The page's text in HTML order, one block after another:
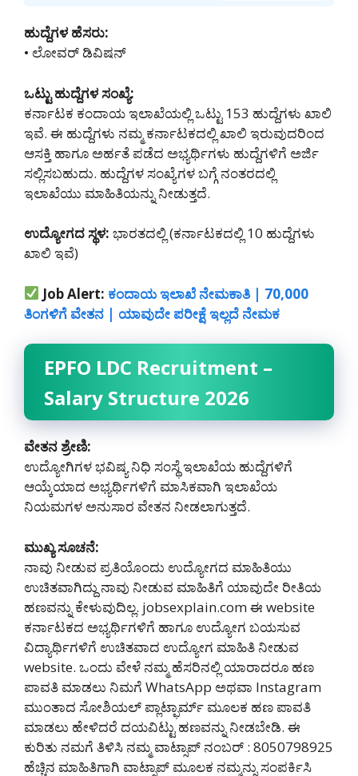
ಹುದ್ದೆಗಳ ಹೆಸರು:
• ಲೋವರ್ ಡಿವಿಷನ್
ಒಟ್ಟು ಹುದ್ದೆಗಳ ಸಂಖ್ಯೆ:
ಕರ್ನಾಟಕ ಕಂದಾಯ ಇಲಾಖೆಯಲ್ಲಿ ಒಟ್ಟು 153 ಹುದ್ದೆಗಳು ಖಾಲಿ
ಇವೆ. ಈ ಹುದ್ದೆಗಳು ನಮ್ಮ ಕರ್ನಾಟಕದಲ್ಲಿ ‌ಖಾಲಿ ಇರುವುದರಿಂದ
ಆಸಕ್ತಿ ಹಾಗೂ ಅರ್ಹತೆ ಪಡೆದ ಅಭ್ಯರ್ಥಿಗಳು ಹುದ್ದೆಗಳಿಗೆ ಅರ್ಜಿ
ಸಲ್ಲಿಸಬಹುದು. ಹುದ್ದೆಗಳ ಸಂಖ್ಯೆಗಳ ಬಗ್ಗೆ ನಂತರದಲ್ಲಿ
ಇಲಾಖೆಯು ಮಾಹಿತಿಯನ್ನು ನೀಡುತ್ತದೆ.
ಉದ್ಯೋಗದ ಸ್ಥಳ: ಭಾರತದಲ್ಲಿ (ಕರ್ನಾಟಕದಲ್ಲಿ 10 ಹುದ್ದೆಗಳು
ಖಾಲಿ ಇವೆ)
Job Alert: ಕಂದಾಯ ಇಲಾಖೆ ನೇಮಕಾತಿ | 70,000
ತಿಂಗಳಿಗೆ ವೇತನ | ಯಾವುದೇ ಪರೀಕ್ಷೆ ಇಲ್ಲದೆ ನೇಮಕ
EPFO LDC Recruitment –
Salary Structure 2026
ವೇತನ ಶ್ರೇಣಿ:
ಉದ್ಯೋಗಿಗಳ ಭವಿಷ್ಯ ನಿಧಿ ಸಂಸ್ಥೆ ಇಲಾಖೆಯ ಹುದ್ದೆಗಳಿಗೆ
ಆಯ್ಕೆಯಾದ ಅಭ್ಯರ್ಥಿಗಳಿಗೆ ಮಾಸಿಕವಾಗಿ ಇಲಾಖೆಯ
ನಿಯಮಗಳ ಅನುಸಾರ ವೇತನ ನೀಡಲಾಗುತ್ತದೆ.
ಮುಖ್ಯ ಸೂಚನೆ:
ನಾವು ನೀಡುವ ಪ್ರತಿಯೊಂದು ಉದ್ಯೋಗದ ಮಾಹಿತಿಯು
ಉಚಿತವಾಗಿದ್ದು ನಾವು ನೀಡುವ ಮಾಹಿತಿಗೆ ಯಾವುದೇ ರೀತಿಯ
ಹಣವನ್ನು ಕೇಳುವುದಿಲ್ಲ. jobsexplain.com ಈ website
ಕರ್ನಾಟಕದ ಅಭ್ಯರ್ಥಿಗಳಿಗೆ ಹಾಗೂ ಉದ್ಯೋಗ ಬಯಸುವ
ವಿದ್ಯಾರ್ಥಿಗಳಿಗೆ ಉಚಿತವಾದ ಉದ್ಯೋಗ ಮಾಹಿತಿ ನೀಡುವ
website. ಒಂದು ವೇಳೆ ನಮ್ಮ ಹೆಸರಿನಲ್ಲಿ ಯಾರಾದರೂ ಹಣ
ಪಾವತಿ ಮಾಡಲು ನಿಮಗೆ WhatsApp ಅಥವಾ Instagram
ಮುಂತಾದ ಸೋಶಿಯಲ್ ಪ್ಲಾಟ್ಫಾರ್ಮ್ ಮೂಲಕ ಹಣ ಪಾವತಿ
ಮಾಡಲು ಹೇಳಿದರೆ ದಯವಿಟ್ಟು ಹಣವನ್ನು ನೀಡಬೇಡಿ‌. ಈ
ಕುರಿತು ನಮಗೆ ತಿಳಿಸಿ ನಮ್ಮ ವಾಟ್ಸಾಪ್ ನಂಬರ್ : 8050798925
ಹೆಚ್ಚಿನ ಮಾಹಿತಿಗಾಗಿ ವಾಟ್ಸಾಪ್ ಮೂಲಕ ನಮ್ಮನ್ನು ಸಂಪರ್ಕಿಸಿ